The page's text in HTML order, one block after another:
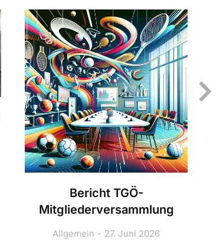
Bericht TGÖ-
Mitgliederversammlung
Allgemein 27. Juni 2026